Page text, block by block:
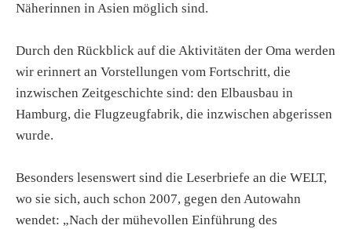
Näherinnen in Asien möglich sind.
Durch den Rückblick auf die Aktivitäten der Oma werden
wir erinnert an Vorstellungen vom Fortschritt, die
inzwischen Zeitgeschichte sind: den Elbausbau in
Hamburg, die Flugzeugfabrik, die inzwischen abgerissen
wurde.
Besonders lesenswert sind die Leserbriefe an die WELT,
wo sie sich, auch schon 2007, gegen den Autowahn
wendet: „Nach der mühevollen Einführung des